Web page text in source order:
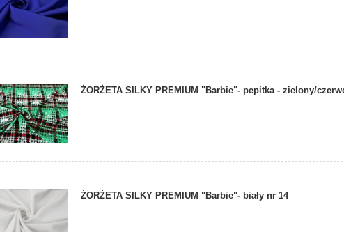
ŻORŻETA SILKY PREMIUM "Barbie"- pepitka - zielony/
ŻORŻETA SILKY PREMIUM "Barbie"- biały nr 14